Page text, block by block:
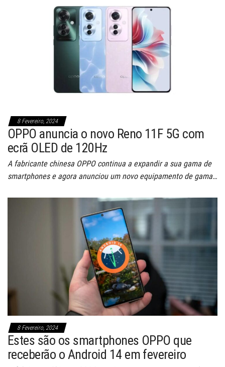
8 Fevereiro, 2024
OPPO anuncia o novo Reno 11F 5G com
ecrã OLED de 120Hz
A fabricante chinesa OPPO continua a expandir a sua gama de
smartphones e agora anunciou um novo equipamento de gama…
8 Fevereiro, 2024
Estes são os smartphones OPPO que
receberão o Android 14 em fevereiro